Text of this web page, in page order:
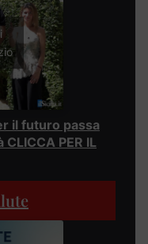
il futuro passa
PER IL